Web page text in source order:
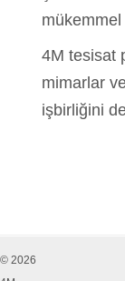
4M tesisat
mimarlar
işbirliğini
© 2026